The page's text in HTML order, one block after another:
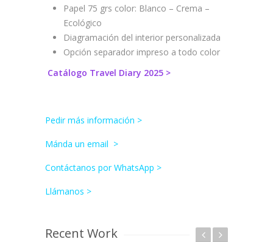
Papel 75 grs color: Blanco – Crema –
Ecológico
Diagramación del interior personalizada
Opción separador impreso a todo color
Catálogo Travel Diary 2025 >
Pedir más información >
Mánda un email >
Contáctanos por WhatsApp >
Llámanos >
Recent Work